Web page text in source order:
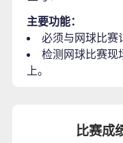
主要功能：
必须与网球比赛
检测网球比赛现
上。
比赛成